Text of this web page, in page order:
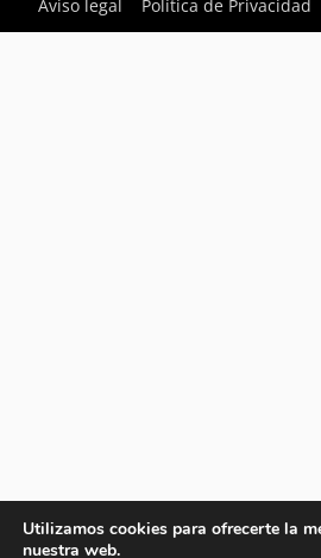
Aviso legal
Política de Privacidad
Utilizamos cookies para ofrecerte la
nuestra web.